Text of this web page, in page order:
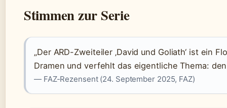
Stimmen zur Serie
„Der ARD-Zweiteiler ‚David und Goliath‘ ist ein
Dramen und verfehlt das eigentliche Thema:
— FAZ-Rezensent (24. September 2025, FAZ)